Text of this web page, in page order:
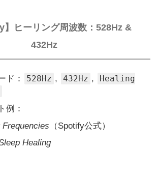
ヒーリング周波数：528Hz &
432Hz
ド： 528Hz , 432Hz ,
Healing
例：
Frequencies （Spotify公式）
Healing